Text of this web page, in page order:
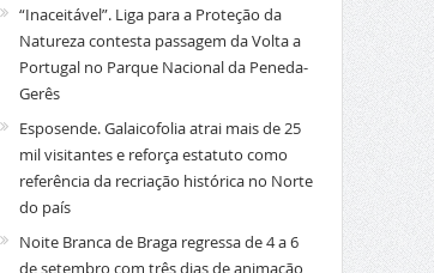
“Inaceitável”. Liga para a Proteção da
Natureza contesta passagem da Volta a
Portugal no Parque Nacional da Peneda-
Gerês
Esposende. Galaicofolia atrai mais de 25
mil visitantes e reforça estatuto como
referência da recriação histórica no Norte
do país
Noite Branca de Braga regressa de 4 a 6
de setembro com três dias de animação